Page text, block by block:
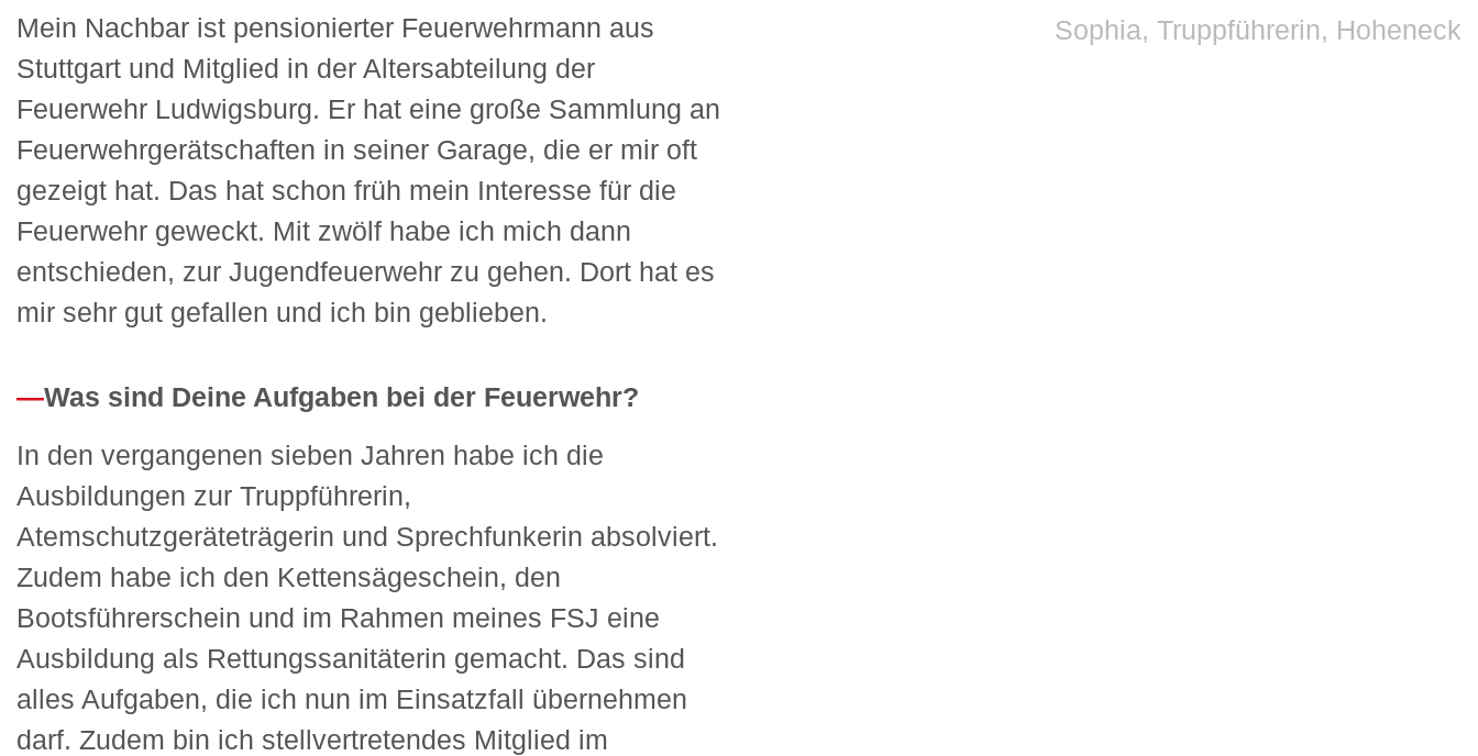
Mein Nachbar ist pensionierter Feuerwehrmann aus
Stuttgart und Mitglied in der Altersabteilung der
Feuerwehr Ludwigsburg. Er hat eine große Sammlung an
Feuerwehrgerätschaften in seiner Garage, die er mir oft
gezeigt hat. Das hat schon früh mein Interesse für die
Feuerwehr geweckt. Mit zwölf habe ich mich dann
entschieden, zur Jugendfeuerwehr zu gehen. Dort hat es
mir sehr gut gefallen und ich bin geblieben.
Was sind Deine Aufgaben bei der Feuerwehr?
In den vergangenen sieben Jahren habe ich die
Ausbildungen zur Truppführerin,
Atemschutzgeräteträgerin und Sprechfunkerin absolviert.
Zudem habe ich den Kettensägeschein, den
Bootsführerschein und im Rahmen meines FSJ eine
Ausbildung als Rettungssanitäterin gemacht. Das sind
alles Aufgaben, die ich nun im Einsatzfall übernehmen
darf. Zudem bin ich stellvertretendes Mitglied im
Sophia, Truppführerin, Hoheneck